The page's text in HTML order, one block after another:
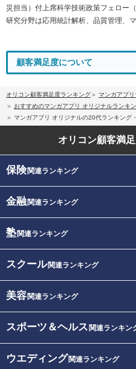
災担当）付上席科学技術政策フェロー（
研究分野は応用統計解析、品質管理、マ
顧客満足度について
オリコン顧客満足度ランキング
マンガアプ
おすすめのマンガアプリ オリジナルランキ
マンガアプリ オリジナルの20代ランキング
オリコン顧客満
保険関連ランキング
金融関連ランキング
塾関連ランキング
スクール関連ランキング
美容関連ランキング
スポーツ＆ヘルス 関連ランキン
ウエディング関連ランキング